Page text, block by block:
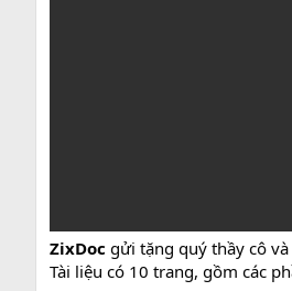
ZixDoc gửi tặng quý thầy cô và
Tài liệu có 10 trang, gồm các